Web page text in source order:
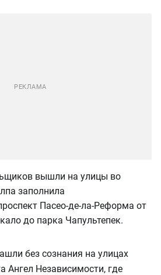
вышли на улицы во
заполнила
Пасео-де-ла-Реформа от
до парка Чапультепек.
без сознания на улицах
Ангел Независимости, где